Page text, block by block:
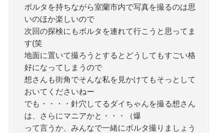
ボルタを持ちながら室蘭市内で写真を撮るのは思
いのほか楽しいので
次回の探検にもボルタを連れて行こうと思ってま
す(笑
地面に置いて撮ろうとするとどうしてもすごい格
好になってしまうので
想さんも街角でそんな私を見かけてもそっとして
おいてくださいねー
でも・・・・針穴してるダイちゃんを撮る想さん
は、さらにマニアかと・・・（爆
って言うか、みんなで一緒にボルタ撮りましょう